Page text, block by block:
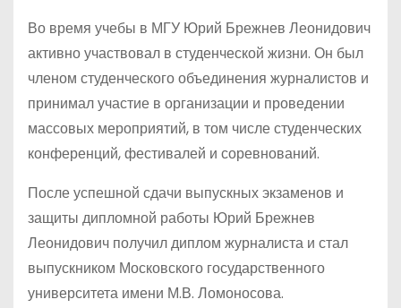
Во время учебы в МГУ Юрий Брежнев Леонидович
активно участвовал в студенческой жизни. Он был
членом студенческого объединения журналистов и
принимал участие в организации и проведении
массовых мероприятий, в том числе студенческих
конференций, фестивалей и соревнований.
После успешной сдачи выпускных экзаменов и
защиты дипломной работы Юрий Брежнев
Леонидович получил диплом журналиста и стал
выпускником Московского государственного
университета имени М.В. Ломоносова.